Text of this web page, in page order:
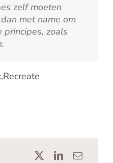
zelf moeten
met name om
zoals
,Recreate